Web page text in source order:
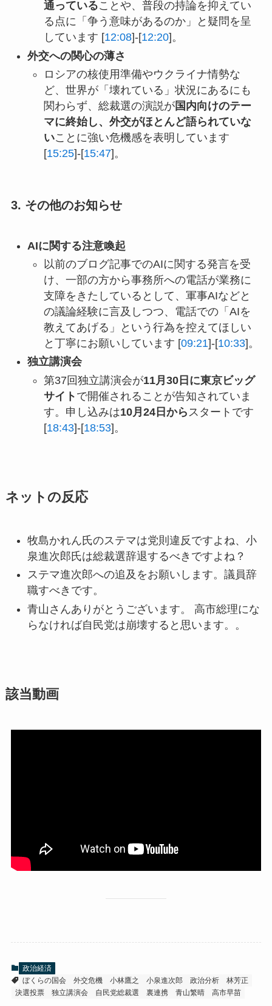
通っていることや、普段の持論を抑えてい
る点に「争う意味があるのか」と疑問を呈
しています [12:08]-[12:20]。
外交への関心の薄さ
ロシアの核使用準備やウクライナ情勢な
ど、世界が「壊れている」状況にあるにも
関わらず、総裁選の演説が国内向けのテー
マに終始し、外交がほとんど語られていな
いことに強い危機感を表明しています
[15:25]-[15:47]。
3. その他のお知らせ
AIに関する注意喚起
以前のブログ記事でのAIに関する発言を受
け、一部の方から事務所への電話が業務に
支障をきたしているとして、軍事AIなどと
の議論経験に言及しつつ、電話での「AIを
教えてあげる」という行為を控えてほしい
と丁寧にお願いしています [09:21]-[10:33]。
独立講演会
第37回独立講演会が11月30日に東京ビッグ
サイト で開催されることが告知されていま
す。申し込みは10月24日から スタートです
[18:43]-[18:53]。
ネットの反応
牧島かれん氏のステマは党則違反ですよね、小
泉進次郎氏は総裁選辞退するべきですよね？
ステマ進次郎への追及をお願いします。議員辞
職すべきです。
青山さんありがとうございます。 高市総理にな
らなければ自民党は崩壊すると思います。。
該当動画
政治経済
ぼくらの国会
外交危機 小林鷹之 小泉進次郎 政治分析
林芳正
決選投票
独立講演会 自民党総裁選 裏連携 青山繁晴 高市早苗